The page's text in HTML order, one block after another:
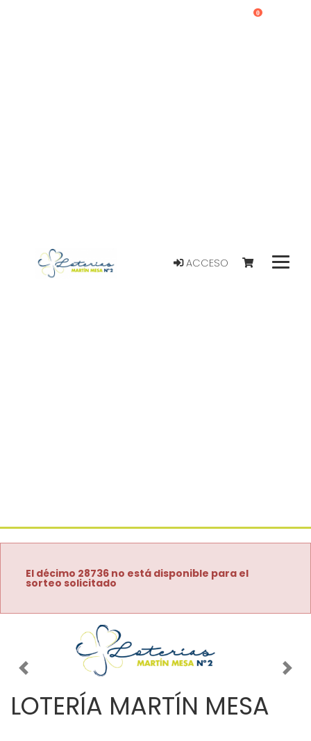
ACCESO
0
El décimo 28736 no está disponible para el
sorteo solicitado
Imagen anterior
LOTERÍA MARTÍN MESA